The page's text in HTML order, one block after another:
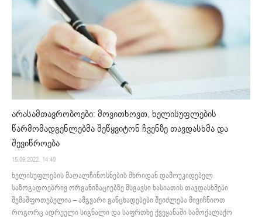
არასამთავრობოები: მოვითხოვთ, ხელისუფლების
წარმომადგენლებმა შეწყვიტონ ჩვენზე თავდასხმა და
შევიწროება
15.09.2022. 14:40
ხელისუფლების მაღალჩინოსნების მხრიდან დამოუკიდებელ
საზოგადოებრივ ორგანიზაციებზე მსგავსი ხასიათის თავდასხმები
შემაშფოთებელია – ამგვარი განცხადებები შეიძლება მივიჩნიოთ
როგორც ადრეული სიგნალი და საფრთხე ქვეყანაში სამოქალაქო